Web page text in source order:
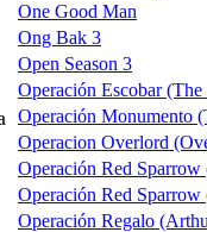
One Good Man
Ong Bak 3
Open Season 3
Operación Escobar
Operación Monumento
Operacion Overlord
Operación Red Sparrow
Operación Red
Operación Regalo